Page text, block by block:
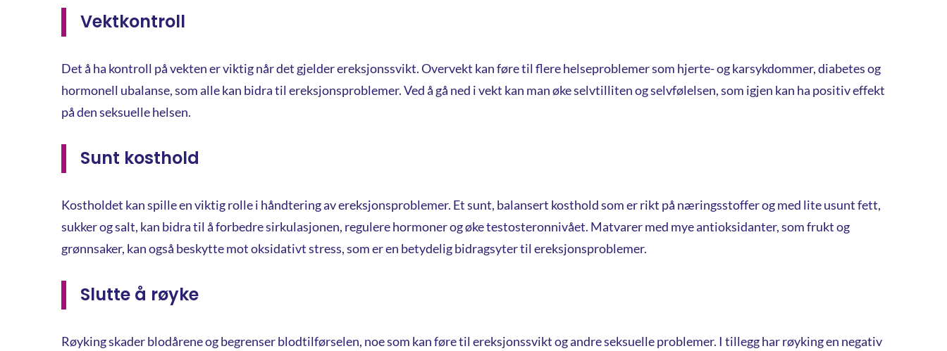
Vektkontroll
Det å ha kontroll på vekten er viktig når det gjelder ereksjonssvikt. Overvekt kan føre til flere helseproblemer som hjerte- og karsykdommer, diabetes og
hormonell ubalanse, som alle kan bidra til ereksjonsproblemer. Ved å gå ned i vekt kan man øke selvtilliten og selvfølelsen, som igjen kan ha positiv effekt
på den seksuelle helsen.
Sunt kosthold
Kostholdet kan spille en viktig rolle i håndtering av ereksjonsproblemer. Et sunt, balansert kosthold som er rikt på næringsstoffer og med lite usunt fett,
sukker og salt, kan bidra til å forbedre sirkulasjonen, regulere hormoner og øke testosteronnivået. Matvarer med mye antioksidanter, som frukt og
grønnsaker, kan også beskytte mot oksidativt stress, som er en betydelig bidragsyter til ereksjonsproblemer.
Slutte å røyke
Røyking skader blodårene og begrenser blodtilførselen, noe som kan føre til ereksjonssvikt og andre seksuelle problemer. I tillegg har røyking en negativ